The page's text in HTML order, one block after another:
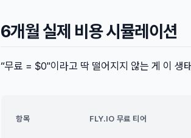
6개월 실제 비용 시뮬레이션
“무료 = $0"이라고 딱 떨어지지 않는 게 이 생
항목 FLY.IO 무료 티어